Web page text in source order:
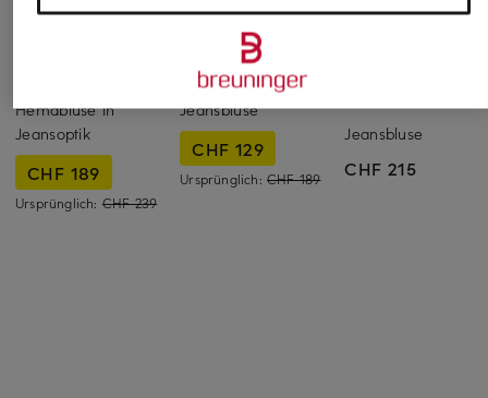
Hemdbluse in
Jeansoptik
CHF 189
Ursprünglich: CHF 239
LANIUS
Jeansbluse
CHF 129
Ursprünglich: CHF 189
Jeansbluse
CHF 215